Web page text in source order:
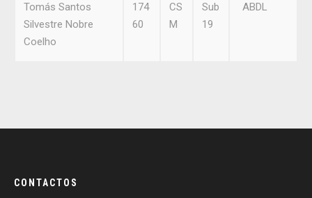
Tomás Santos
Silvestre Nobre
Coelho
174
60
CS
M
Sub
19
ABDL
CONTACTOS